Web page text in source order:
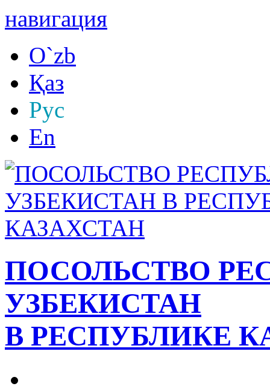
навигация
O`zb
Қаз
Рус
En
ПОСОЛЬСТВО
УЗБЕКИСТАН
В РЕСПУБЛИКЕ